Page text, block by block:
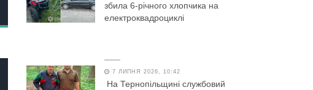
збила 6-річного хлопчика на
електроквадроциклі
7 ЛИПНЯ 2026, 10:42
На Тернопільщині службовий